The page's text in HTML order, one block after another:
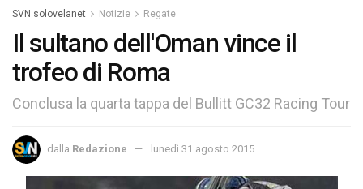
SVN solovelanet Notizie Regate
Il sultano dell'Oman vince il
trofeo di Roma
Conclusa la quarta tappa del Bullitt GC32 Racing Tour
dalla Redazione lunedì 31 agosto 2015